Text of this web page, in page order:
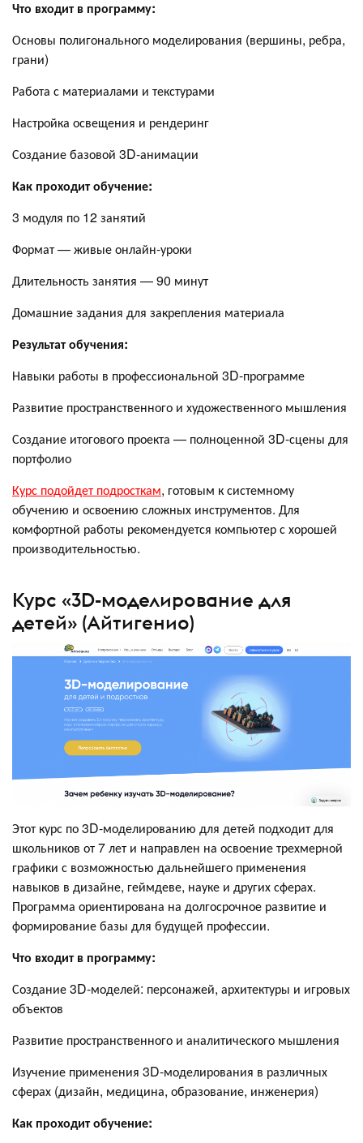
Что входит в программу:
Основы полигонального моделирования (вершины, ребра,
грани)
Работа с материалами и текстурами
Настройка освещения и рендеринг
Создание базовой 3D-анимации
Как проходит обучение:
3 модуля по 12 занятий
Формат — живые онлайн-уроки
Длительность занятия — 90 минут
Домашние задания для закрепления материала
Результат обучения:
Навыки работы в профессиональной 3D-программе
Развитие пространственного и художественного мышления
Создание итогового проекта — полноценной 3D-сцены для
портфолио
Курс подойдет подросткам, готовым к системному
обучению и освоению сложных инструментов. Для
комфортной работы рекомендуется компьютер с хорошей
производительностью.
Курс «3D-моделирование для
детей» (Айтигенио)
Этот курс по 3D-моделированию для детей подходит для
школьников от 7 лет и направлен на освоение трехмерной
графики с возможностью дальнейшего применения
навыков в дизайне, геймдеве, науке и других сферах.
Программа ориентирована на долгосрочное развитие и
формирование базы для будущей профессии.
Что входит в программу:
Создание 3D-моделей: персонажей, архитектуры и игровых
объектов
Развитие пространственного и аналитического мышления
Изучение применения 3D-моделирования в различных
сферах (дизайн, медицина, образование, инженерия)
Как проходит обучение: